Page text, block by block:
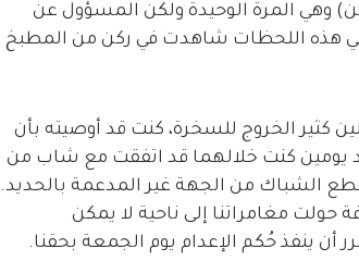
وهي المرة الوحيدة ولكن المسؤول عن
في هذه اللحظات شاهدت في ركن من المطبخ
الخروج للسخرة، كنت قد أوصيته بأن
يومين كنت خلالهما قد اتفقت مع شاب من
الشباك من الجهة غير المدعمة بالحديد.
حولت مغامراتنا إلى ناحية لا يمكن
ينفذ حُكم الإعدام يوم الجمعة بحقنا.